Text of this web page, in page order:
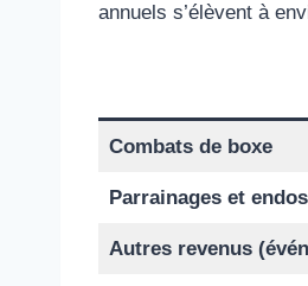
annuels s’élèvent à
Combats de boxe
Parrainages et
Autres revenus